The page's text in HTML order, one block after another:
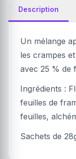
Description
Un mélange
les crampes
avec 25 % de
Ingrédients :
feuilles de
feuilles,
Sachets de